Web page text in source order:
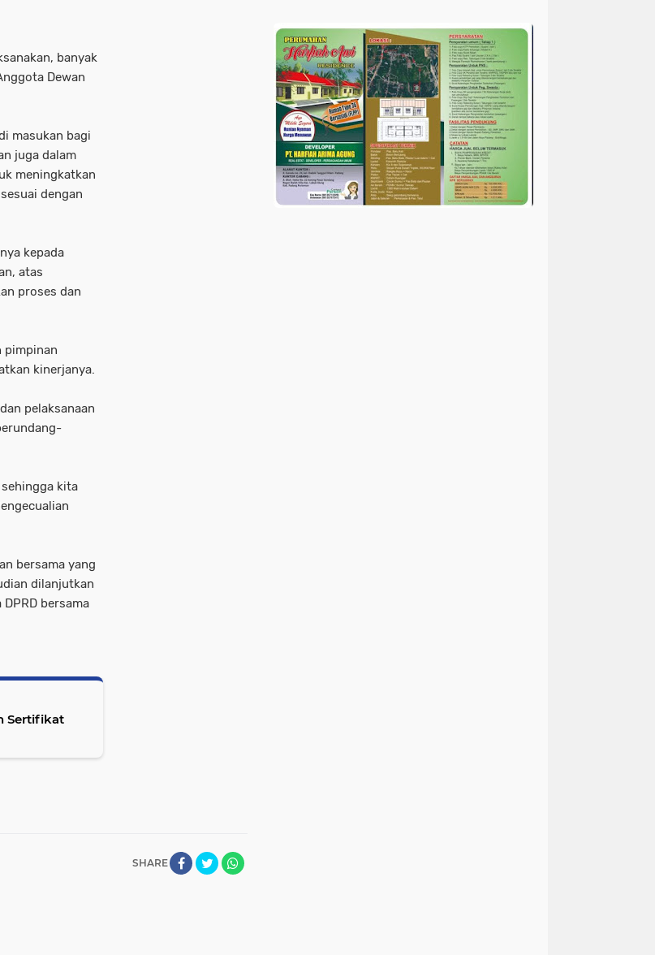
banyak
Dewan
masukan bagi
juga dalam
meningkatkan
dengan
kepada
atas
proses dan
pimpinan
kinerjanya.
pelaksanaan
sehingga kita
bersama yang
dilanjutkan
bersama
Sertifikat
SHARE